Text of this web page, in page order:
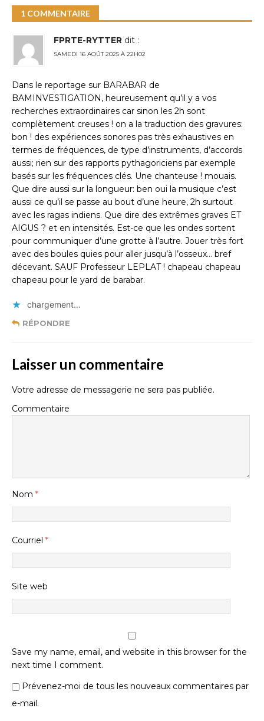
1 COMMENTAIRE
FPRTE-RYTTER dit :
SAMEDI 16 AOÛT 2025 À 22H02
Dans le reportage sur BARABAR de
BAMINVESTIGATION, heureusement qu’il y a vos
recherches extraordinaires car sinon les 2h sont
complètement creuses ! on a la traduction des gravures:
bon ! des expériences sonores pas très exhaustives en
termes de fréquences, de type d’instruments, d’accords
aussi; rien sur des rapports pythagoriciens par exemple
basés sur les fréquences clés. Une chanteuse ! mouais.
Que dire aussi sur la longueur: ben oui la musique c’est
aussi ce qu’il se passe au bout d’une heure, 2h surtout
avec les ragas indiens. Que dire des extrêmes graves ET
AIGUS ? et en intensités. Est-ce que les ondes sortent
pour communiquer d’une grotte à l’autre. Jouer très fort
avec des boules quies pour aller jusqu’à l’osseux… bref
décevant. SAUF Professeur LEPLAT ! chapeau chapeau
chapeau pour le yard de barabar.
chargement…
RÉPONDRE
Laisser un commentaire
Votre adresse de messagerie ne sera pas publiée.
Commentaire
Nom *
Courriel *
Site web
Save my name, email, and website in this browser for the
next time I comment.
Prévenez-moi de tous les nouveaux commentaires par
e-mail.